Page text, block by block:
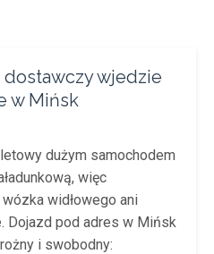
dostawczy wjedzie
w Mińsk
dużym samochodem
więc
widłowego ani
Dojazd pod adres w Mińsk
i swobodny: